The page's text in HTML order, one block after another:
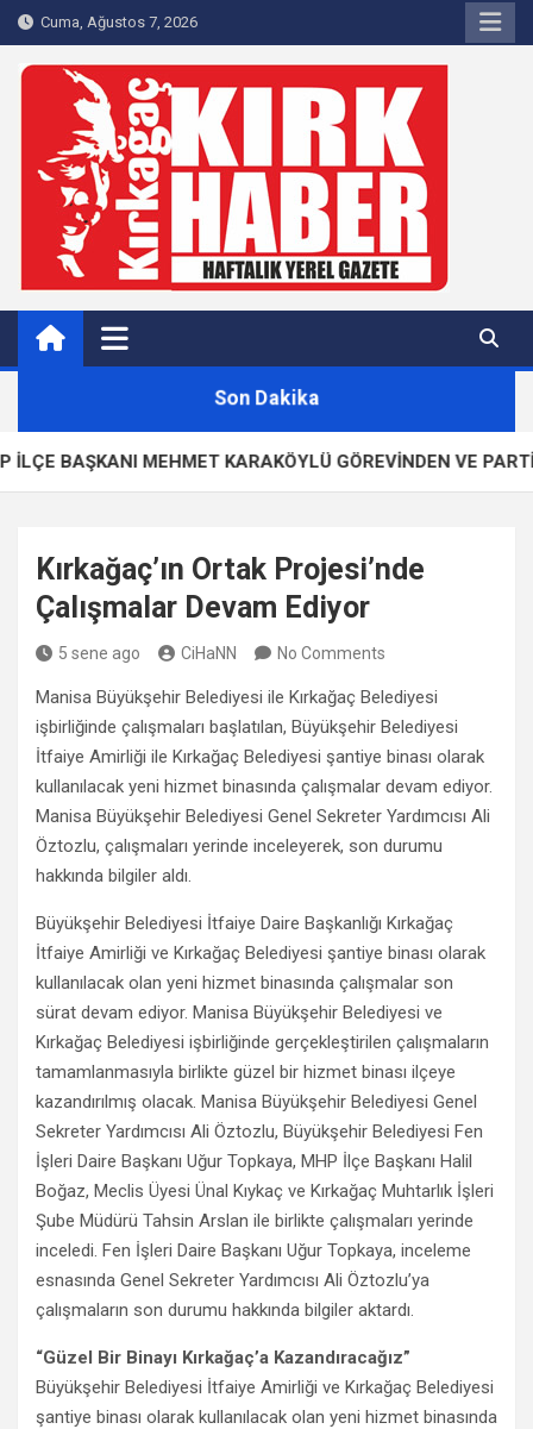
Skip
to
content
Cuma, Ağustos 7, 2026
Kırkağaç 40Haber
Kırkağaç'ın Yerel Haber Sitesi
Son Dakika
MEHMET KARAKÖYLÜ GÖREVİNDEN VE
Kırkağaç’ın Ortak Projesi’nde
Çalışmalar Devam Ediyor
5 sene ago CiHaNN No Comments
Manisa Büyükşehir Belediyesi ile Kırkağaç Belediyesi
işbirliğinde çalışmaları başlatılan, Büyükşehir Belediyesi
İtfaiye Amirliği ile Kırkağaç Belediyesi şantiye binası olarak
kullanılacak yeni hizmet binasında çalışmalar devam ediyor.
Manisa Büyükşehir Belediyesi Genel Sekreter Yardımcısı Ali
Öztozlu, çalışmaları yerinde inceleyerek, son durumu
hakkında bilgiler aldı.
Büyükşehir Belediyesi İtfaiye Daire Başkanlığı Kırkağaç
İtfaiye Amirliği ve Kırkağaç Belediyesi şantiye binası olarak
kullanılacak olan yeni hizmet binasında çalışmalar son
sürat devam ediyor. Manisa Büyükşehir Belediyesi ve
Kırkağaç Belediyesi işbirliğinde gerçekleştirilen çalışmaların
tamamlanmasıyla birlikte güzel bir hizmet binası ilçeye
kazandırılmış olacak. Manisa Büyükşehir Belediyesi Genel
Sekreter Yardımcısı Ali Öztozlu, Büyükşehir Belediyesi Fen
İşleri Daire Başkanı Uğur Topkaya, MHP İlçe Başkanı Halil
Boğaz, Meclis Üyesi Ünal Kıykaç ve Kırkağaç Muhtarlık İşleri
Şube Müdürü Tahsin Arslan ile birlikte çalışmaları yerinde
inceledi. Fen İşleri Daire Başkanı Uğur Topkaya, inceleme
esnasında Genel Sekreter Yardımcısı Ali Öztozlu’ya
çalışmaların son durumu hakkında bilgiler aktardı.
“Güzel Bir Binayı Kırkağaç’a Kazandıracağız”
Büyükşehir Belediyesi İtfaiye Amirliği ve Kırkağaç Belediyesi
şantiye binası olarak kullanılacak olan yeni hizmet binasında